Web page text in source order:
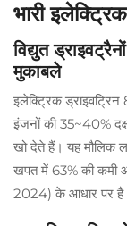
भारी
विद्युत
मुकाबले
इलेक्ट्रिक ड्राइवट्रिन
इंजनों की 35~40%
खो देते हैं। यह मौलिक
खपत में 63% की कमी
2024) के आधार पर